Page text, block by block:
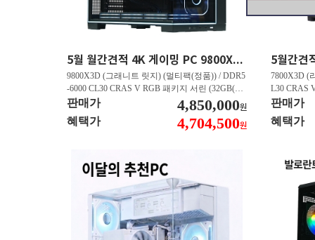
5월 월간견적 4K 게이밍 PC 9800X3D RTX 5070 Ti GY508
9800X3D (그래니트 릿지) (멀티팩(정품)) / DDR5
-6000 CL30 CRAS V RGB 패키지 서린 (32GB(16
Gx2)) / B850M AORUS ELITE WIFI6E 피씨디렉
트 / 지포스 RTX 5070 Ti GAMING OC D7 16GB
피씨디렉트 / EXCERIA 히트싱크 M.2 NVMe (2T
판매가 4,850,000원
혜택가 4,704,500원
7800X3D (
L30 CRAS
B850M
스 RTX
A 히트싱크
판매가
혜택가